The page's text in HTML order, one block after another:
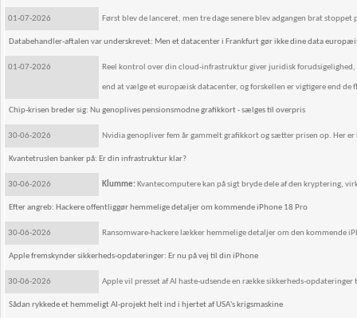
01-07-2026 Først blev de lanceret, men tre dage senere blev adgangen brat
Databehandler-aftalen var underskrevet: Men et datacenter i Frankfurt gør ikke dine data
01-07-2026 Reel kontrol over din cloud-infrastruktur giver juridisk
end at vælge et europæisk datacenter, og forskellen er vigtigere end de
Chip-krisen breder sig: Nu genoplives pensionsmodne grafikkort - sælges til overpris
30-06-2026 Nvidia genopliver fem år gammelt grafikkort og sætter prisen op. Her
Kvantetruslen banker på: Er din infrastruktur klar?
30-06-2026 Klumme: Kvantecomputere kan på sigt bryde dele af den kryptering,
Efter angreb: Hackere offentliggør hemmelige detaljer om kommende iPhone 18 Pro
30-06-2026 Ransomware-hackere lækker hemmelige detaljer om den kommende
Apple fremskynder sikkerheds-opdateringer: Er nu på vej til din iPhone
30-06-2026 Apple vil presset af AI haste-udsende en række sikkerheds-opdateringer
Sådan rykkede et hemmeligt AI-projekt helt ind i hjertet af USA's krigsmaskine